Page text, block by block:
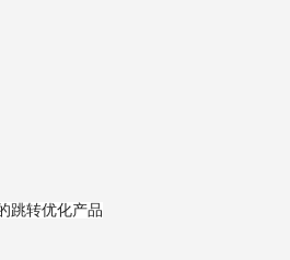
跳转优化产品